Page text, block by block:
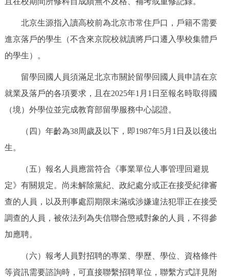
ENGLISH 한국어 日本語
ESPAÑOL العربية PORTUGUÊS
ITALIANO
北京生源指入讀高校前為北京市常住戶口，戶籍不需要
進京落戶的學生（不含來京院校就讀將戶口遷入學校集體戶
的學生）。
留學回國人員須滿足北京市關於留學回國人員申請在京
就業及落戶的各項要求，且在2025年1月1日至報名時取得國
（境）外學位並完成教育部留學服務中心認證。
（四）年齡為38周歲及以下，即1987年5月1日及以後出
生。
（五）報名人員應當符合《事業單位人事管理回避規
定》有關規定。尚未解除黨紀、政紀處分或正在接受紀律審
查的人員，以及刑事處罰期限未滿或涉嫌違法犯罪正在接受
調查的人員，被依法列為失信聯合懲戒對象的人員，不得參
加應聘。
（六）報考人員對招聘的專業、學歷、學位、資格條件
等資訊需要諮詢時，可直接聯繫招聘單位，聯繫方式詳見附